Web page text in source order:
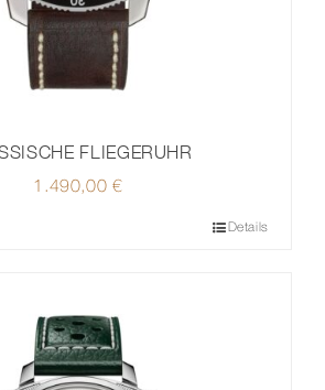
FLIEGERUHR
1.490,00€
Details